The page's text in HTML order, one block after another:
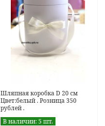
Шляпная коробка D 20 см
Цвет:белый . Розница 350
рублей .
В наличии:5 шт.